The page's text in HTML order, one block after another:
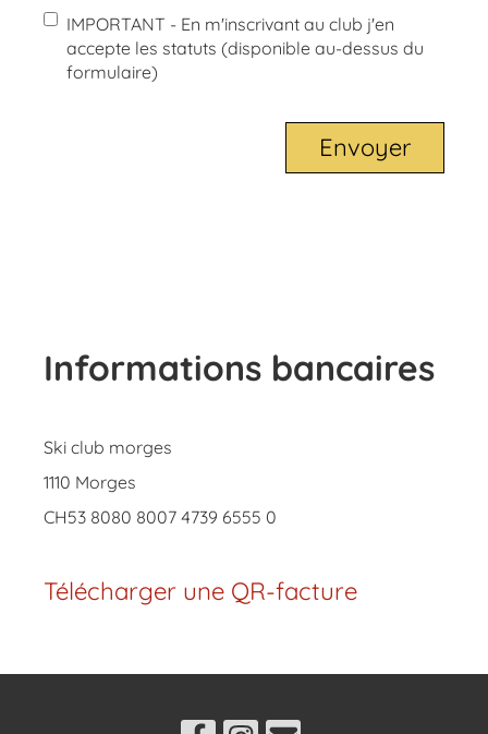
IMPORTANT - En m'inscrivant au club j'en
accepte les statuts (disponible au-dessus du
formulaire)
Informations bancaires
Ski club morges
1110 Morges
CH53 8080 8007 4739 6555 0
Télécharger une QR-facture